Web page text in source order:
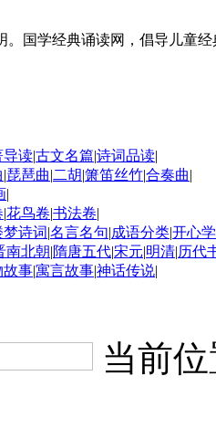
。国学经典诵读网，倡导儿童
导读|古文名篇|诗词品读|
|琵琶曲|二胡|箫笛丝竹|合奏曲|
|
|花鸟卷|书法卷|
梦诗词|名言名句|成语分类|开心
南北朝|隋唐五代|宋元|明清|历代
故事|寓言故事|神话传说|
当前